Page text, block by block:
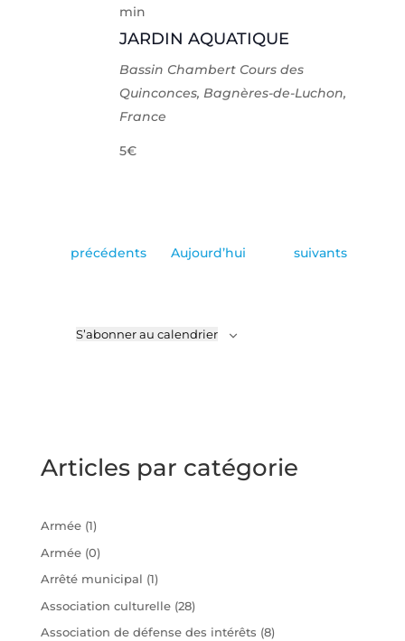
JARDIN AQUATIQUE
min
Bassin Chambert Cours des
Quinconces, Bagnères-de-Luchon,
France
5€
Évènements
précédents Aujourd’hui Évènements
suivants
S’abonner au calendrier
Articles par catégorie
Armée(1)
Armée(0)
Arrêté municipal (1)
Association culturelle(28)
Association de défense des intérêts (8)